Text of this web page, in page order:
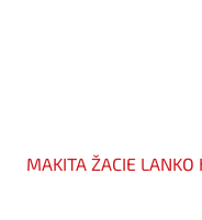
MAKITA ŽACIE